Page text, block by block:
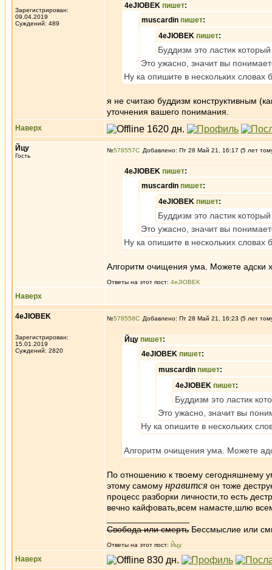
Зарегистрирован:
09.04.2019
Суждений: 489
4eJIOBEK пишет:
muscardin пишет:
4eJIOBEK пишет:
Буддизм это ластик
Это ужасно, значит вы
Ну ка опишите в нескольких словах
я не считаю буддизм конструктивным
уточнения вашего понимания.
Наверх
Йцу
Гость
№578557 Добавлено: Пт 28 Май 21, 16:17 (5 лет
4eJIOBEK пишет:
muscardin пишет:
4eJIOBEK пишет:
Буддизм это ластик
Это ужасно, значит вы
Ну ка опишите в нескольких словах
Алгоритм очищения ума. Можете адски
Ответы на этот пост: 4eJIOBEK
Наверх
4eJIOBEK
Зарегистрирован:
15.01.2019
Суждений: 2820
№578558 Добавлено: Пт 28 Май 21, 16:23 (5 лет
Йцу пишет:
4eJIOBEK пишет:
muscardin пишет:
4eJIOBEK пишет:
Буддизм это ластик
Это ужасно, значит вы
Ну ка опишите в нескольких
Алгоритм очищения ума. Можете
По отношению к твоему сегодняшнему
этому самому нравится он тоже
процесс разборки личности,то есть
вечно кайфовать,всем намасте,шлю
Свобода или смерть Бессмыслие или
Ответы на этот пост: Йцу
Наверх